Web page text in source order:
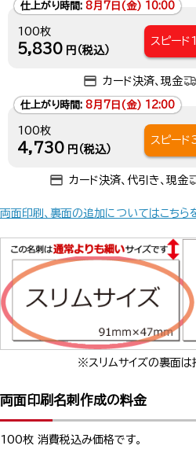
仕上がり時間: 8月7日(金) 10:00
100枚
5,830 円（税込）
スピー
カード決済、現金
仕上がり時間: 8月7日(金) 12:00
100枚
4,730 円（税込）
スピー
カード決済、代引き、現金
両面印刷、裏面の追加についてはこちら
※スリムサイズの裏面は
両面印刷名刺作成の料金
100枚 消費税込み価格です。